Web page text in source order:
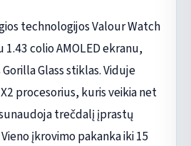
technologijos Valour Watch
1.43 colio AMOLED ekranu,
Glass stiklas. Viduje
procesorius, kuris veikia net
trečdalį įprastų
įkrovimo pakanka iki 15